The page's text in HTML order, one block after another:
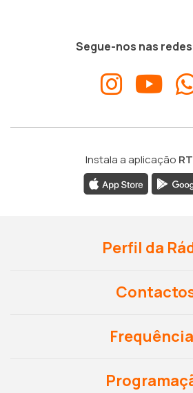
Segue-nos nas
Instala a aplicação
Perfil da